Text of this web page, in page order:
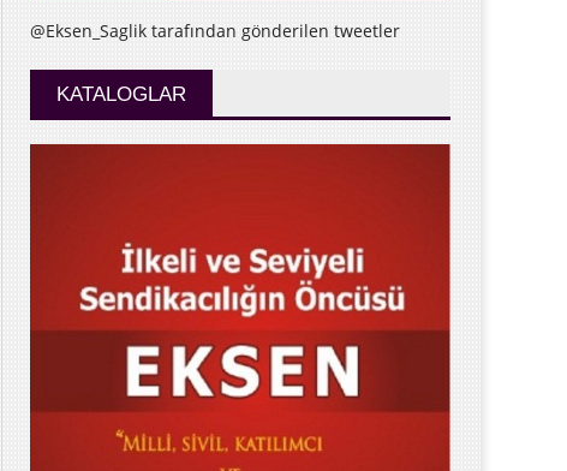
@Eksen_Saglik tarafından gönderilen tweetler
KATALOGLAR